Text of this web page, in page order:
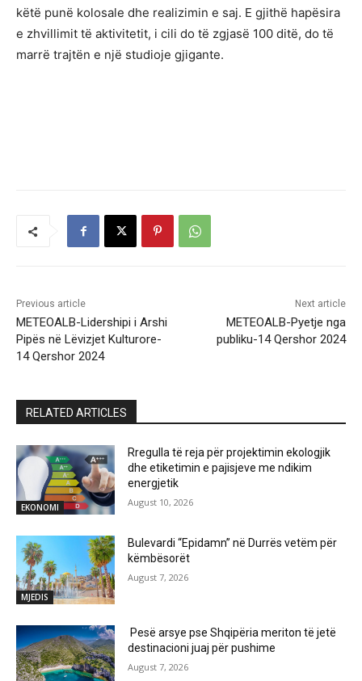
këtë punë kolosale dhe realizimin e saj. E gjithë hapësira
e zhvillimit të aktivitetit, i cili do të zgjasë 100 ditë, do të
marrë trajtën e një studioje gjigante.
Previous article
METEOALB-Lidershipi i Arshi
Pipës në Lëvizjet Kulturore-
14 Qershor 2024
Next article
METEOALB-Pyetje nga
publiku-14 Qershor 2024
RELATED ARTICLES
EKONOMI
Rregulla të reja për projektimin ekologjik
dhe etiketimin e pajisjeve me ndikim
energjetik
August 10, 2026
MJEDIS
Bulevardi “Epidamn” në Durrës vetëm për
këmbësorët
August 7, 2026
Pesë arsye pse Shqipëria meriton të jetë
destinacioni juaj për pushime
August 7, 2026